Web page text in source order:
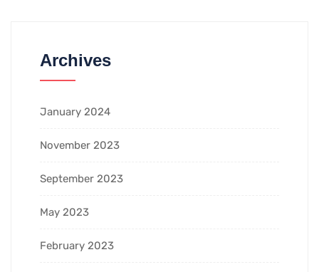
Archives
January 2024
November 2023
September 2023
May 2023
February 2023